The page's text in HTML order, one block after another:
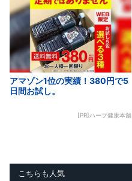
アマゾン1位の実績！380円で5
日間お試し。
[PR]ハーブ健康本舗
こちらも人気